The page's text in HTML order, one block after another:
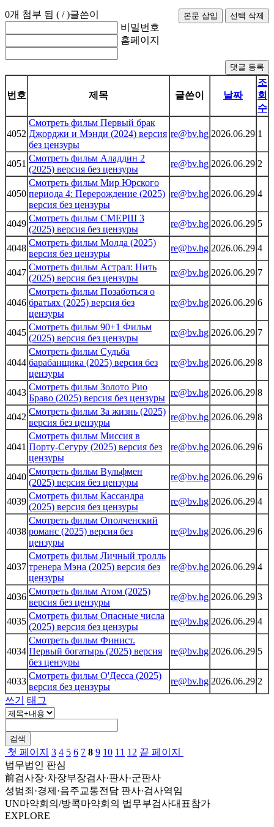
0개 첨부 됨 ( /)글쓴이
비밀번호
홈페이지
댓글 등록
번호 제목 글쓴이 날짜
조
회
수
4052
Смотреть фильм Первый брак
Джорджи и Мэнди (2024) версия
без цензуры
re@bv.hg 2026.06.29 1
4051
Смотреть фильм Аладдин 2
(2025) версия без цензуры
re@bv.hg 2026.06.29 2
4050
Смотреть фильм Мир Юрского
периода 4: Перерождение (2025)
версия без цензуры
re@bv.hg 2026.06.29 4
4049
Смотреть фильм СМЕРШ 3
(2025) версия без цензуры
re@bv.hg 2026.06.29 5
4048
Смотреть фильм Молда (2025)
версия без цензуры
re@bv.hg 2026.06.29 4
4047
Смотреть фильм Астрал: Нить
(2025) версия без цензуры
re@bv.hg 2026.06.29 7
4046
Смотреть фильм Позаботься о
братьях (2025) версия без
цензуры
re@bv.hg 2026.06.29 6
4045
Смотреть фильм 90+1 Фильм
(2025) версия без цензуры
re@bv.hg 2026.06.29 7
4044
Смотреть фильм Судьба
барабанщика (2025) версия без
цензуры
re@bv.hg 2026.06.29 8
4043
Смотреть фильм Золото Рио
Браво (2025) версия без цензуры
re@bv.hg 2026.06.29 8
4042
Смотреть фильм За жизнь (2025)
версия без цензуры
re@bv.hg 2026.06.29 8
4041
Смотреть фильм Миссия в
Порту-Сегуру (2025) версия без
цензуры
re@bv.hg 2026.06.29 6
4040
Смотреть фильм Вульфмен
(2025) версия без цензуры
re@bv.hg 2026.06.29 6
4039
Смотреть фильм Кассандра
(2025) версия без цензуры
re@bv.hg 2026.06.29 4
4038
Смотреть фильм Ополченский
романс (2025) версия без
цензуры
re@bv.hg 2026.06.29 6
4037
Смотреть фильм Личный тролль
тренера Мэна (2025) версия без
цензуры
re@bv.hg 2026.06.29 4
4036
Смотреть фильм Атом (2025)
версия без цензуры
re@bv.hg 2026.06.29 3
4035
Смотреть фильм Опасные числа
(2025) версия без цензуры
re@bv.hg 2026.06.29 4
4034
Смотреть фильм Финист.
Первый богатырь (2025) версия
без цензуры
re@bv.hg 2026.06.29 5
4033
Смотреть фильм О'Десса (2025)
версия без цензуры
re@bv.hg 2026.06.29 2
쓰기
태그
검색
첫 페이지 3 4 5 6 7 8 9 10 11 12 끝 페이지
법무법인 판심
前검사장·차장부장검사·판사·군판사
성범죄·경제·음주교통전담 판사·검사역임
UN마약회의/방콕마약회의 법무부검사대표참가
EXPLORE